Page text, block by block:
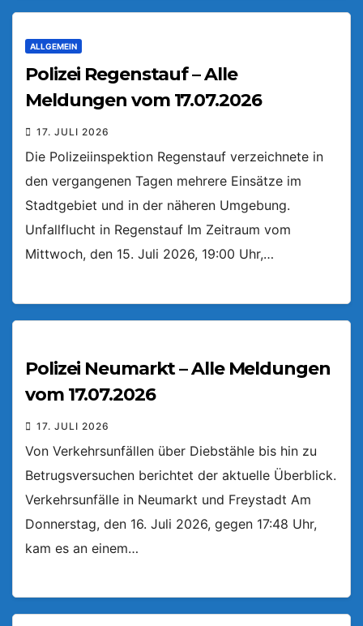
ALLGEMEIN
Polizei Regenstauf – Alle
Meldungen vom 17.07.2026
17. JULI 2026
Die Polizeiinspektion Regenstauf verzeichnete in
den vergangenen Tagen mehrere Einsätze im
Stadtgebiet und in der näheren Umgebung.
Unfallflucht in Regenstauf Im Zeitraum vom
Mittwoch, den 15. Juli 2026, 19:00 Uhr,…
Polizei Neumarkt – Alle Meldungen
vom 17.07.2026
17. JULI 2026
Von Verkehrsunfällen über Diebstähle bis hin zu
Betrugsversuchen berichtet der aktuelle Überblick.
Verkehrsunfälle in Neumarkt und Freystadt Am
Donnerstag, den 16. Juli 2026, gegen 17:48 Uhr,
kam es an einem…